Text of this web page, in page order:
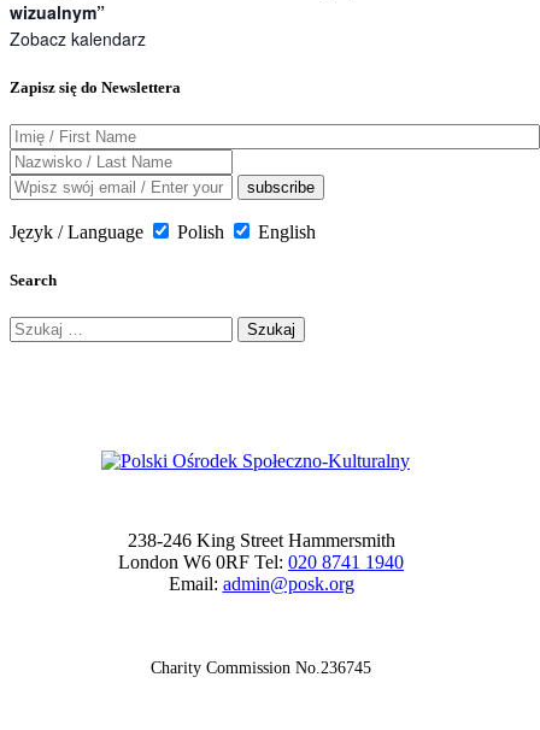
wizualnym”
Zobacz kalendarz
Zapisz się do Newslettera
Język / Language Polish English
Search
Szukaj:
238-246 King Street Hammersmith
London W6 0RF Tel: 020 8741 1940
Email: admin@posk.org
Charity Commission No.236745